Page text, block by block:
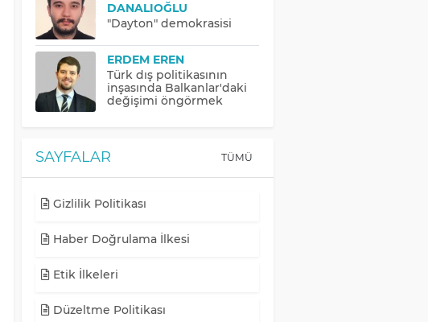
DANALIOĞLU
"Dayton" demokrasisi
ERDEM EREN
Türk dış politikasının
inşasında Balkanlar'daki
değişimi öngörmek
SAYFALAR TÜMÜ
Gizlilik Politikası
Haber Doğrulama İlkesi
Etik İlkeleri
Düzeltme Politikası